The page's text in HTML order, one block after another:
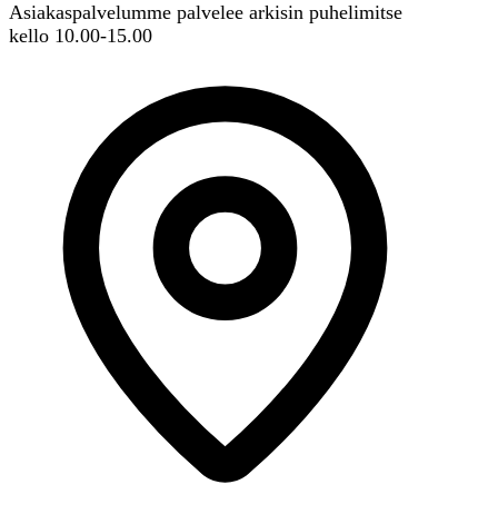
Asiakaspalvelumme palvelee arkisin puhelimitse
kello 10.00-15.00